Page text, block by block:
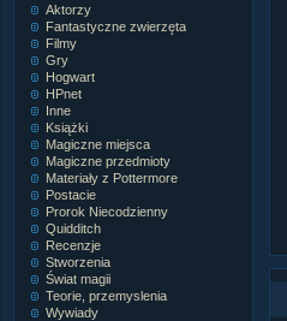
Aktorzy
Fantastyczne zwierzęta
Filmy
Gry
Hogwart
HPnet
Inne
Książki
Magiczne miejsca
Magiczne przedmioty
Materiały z Pottermore
Postacie
Prorok Niecodzienny
Quidditch
Recenzje
Stworzenia
Świat magii
Teorie, przemyslenia
Wywiady